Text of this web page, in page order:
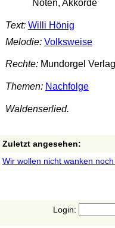
Noten, Akkorde
Text: Willi Hönig
Melodie: Volksweise
Rechte:Mundorgel
Themen: Nachfolge
Waldenserlied.
Zuletzt angesehen:
Wir wollen nicht wanken
Login: